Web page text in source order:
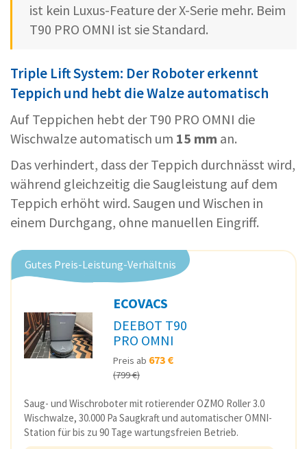
ist kein Luxus-Feature der X-Serie mehr. Beim
T90 PRO OMNI ist sie Standard.
Triple Lift System: Der Roboter erkennt
Teppich und hebt die Walze automatisch
Auf Teppichen hebt der T90 PRO OMNI die
Wischwalze automatisch um 15 mm an.
Das verhindert, dass der Teppich durchnässt wird,
während gleichzeitig die Saugleistung auf dem
Teppich erhöht wird. Saugen und Wischen in
einem Durchgang, ohne manuellen Eingriff.
Gutes Preis-Leistung-Verhältnis
ECOVACS
DEEBOT T90
PRO OMNI
Preis ab 673 €
(799 €)
Saug- und Wischroboter mit rotierender OZMO Roller 3.0
Wischwalze, 30.000 Pa Saugkraft und automatischer OMNI-
Station für bis zu 90 Tage wartungsfreien Betrieb.